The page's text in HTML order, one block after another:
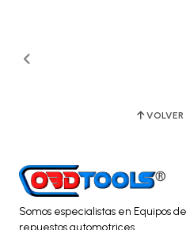
VOLVER
Somos especialistas en Equipos
repuestos automotrices.